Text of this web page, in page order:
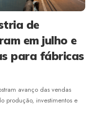
de
em julho e
para fábricas
avanço das vendas
produção, investimentos e